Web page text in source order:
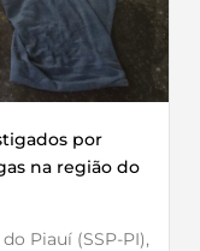
por
na região do
Piauí (SSP-PI),